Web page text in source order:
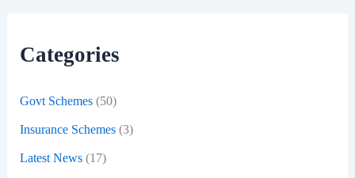
o
Categories
Govt Schemes(50)
Insurance Schemes(3)
Latest News(17)